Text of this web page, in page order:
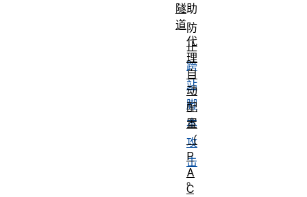
助
防
止
跨
站
脚
本
攻
击
。
隧
道
代
理
自
动
配
置
（
P
A
C